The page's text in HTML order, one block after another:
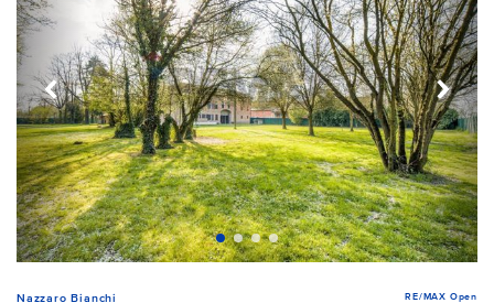
Nazzaro Bianchi RE/MAX Open